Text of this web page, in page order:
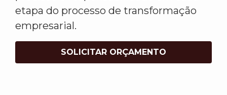
etapa do processo de transformação
empresarial.
SOLICITAR ORÇAMENTO